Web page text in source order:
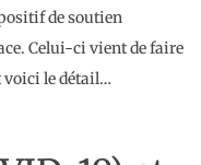
de soutien
Celui-ci vient de faire
voici le détail…